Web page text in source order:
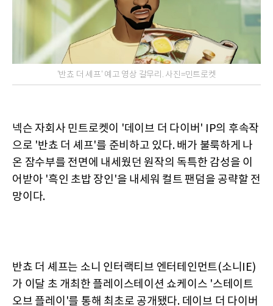
'반쵸 더 셰프' 예고 영상 갈무리. 사진=민트로켓
넥슨 자회사 민트로켓이 '데이브 더 다이버' IP의 후속작
으로 '반쵸 더 셰프'를 준비하고 있다. 배가 불룩하게 나
온 잠수부를 전면에 내세웠던 원작의 독특한 감성을 이
어받아 '흑인 초밥 장인'을 내세워 컬트 팬덤을 공략할 전
망이다.
반쵸 더 셰프는 소니 인터랙티브 엔터테인먼트(소니IE)
가 이달 초 개최한 플레이스테이션 쇼케이스 '스테이트
오브 플레이'를 통해 최초로 공개됐다. 데이브 더 다이버